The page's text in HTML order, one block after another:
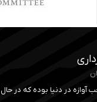
آوازه در دنیا بوده که در حال